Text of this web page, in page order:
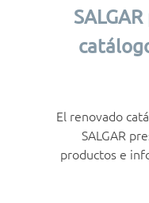
El renovado
SALGAR
productos e